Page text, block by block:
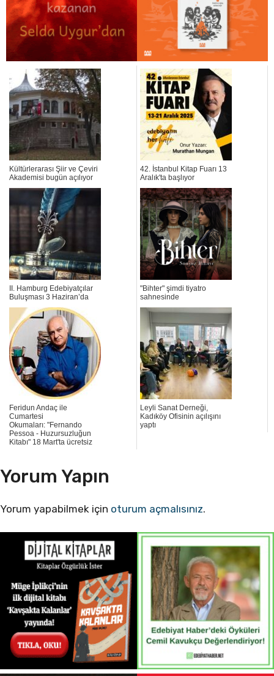
Kültürlerarası Şiir ve Çeviri
Akademisi bugün açılıyor
42. İstanbul Kitap Fuarı 13
Aralık'ta başlıyor
II. Hamburg Edebiyatçılar
Buluşması 3 Haziran’da
"Bihter" şimdi tiyatro
sahnesinde
Feridun Andaç ile
Cumartesi
Okumaları: "Fernando
Pessoa - Huzursuzluğun
Kitabı" 18 Mart'ta ücretsiz
Leyli Sanat Derneği,
Kadıköy Ofisinin açılışını
yaptı
Yorum Yapın
Yorum yapabilmek için oturum açmalısınız.